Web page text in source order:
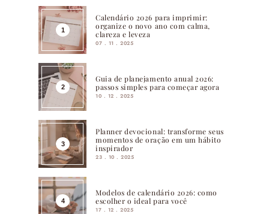
Calendário 2026 para imprimir:
organize o novo ano com calma,
clareza e leveza
07 . 11 . 2025
Guia de planejamento anual 2026:
passos simples para começar agora
10 . 12 . 2025
Planner devocional: transforme seus
momentos de oração em um hábito
inspirador
23 . 10 . 2025
Modelos de calendário 2026: como
escolher o ideal para você
17 . 12 . 2025